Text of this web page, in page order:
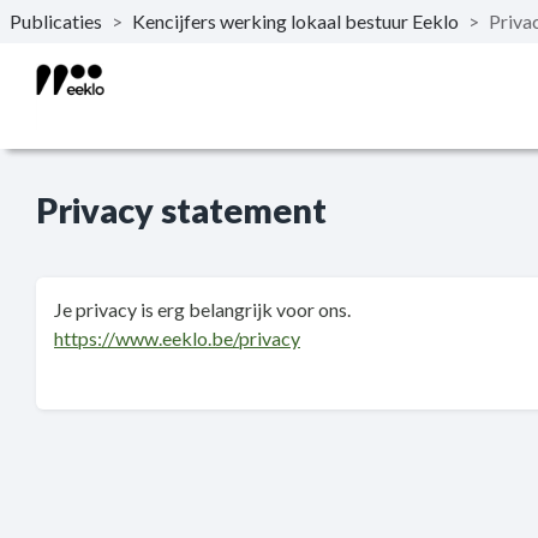
Naar hoofdinhoud
Publicaties > Kencijfers werking lokaal bestuur Eeklo >
Privacy statement
Je privacy is erg belangrijk voor ons.
https://www.eeklo.be/privacy